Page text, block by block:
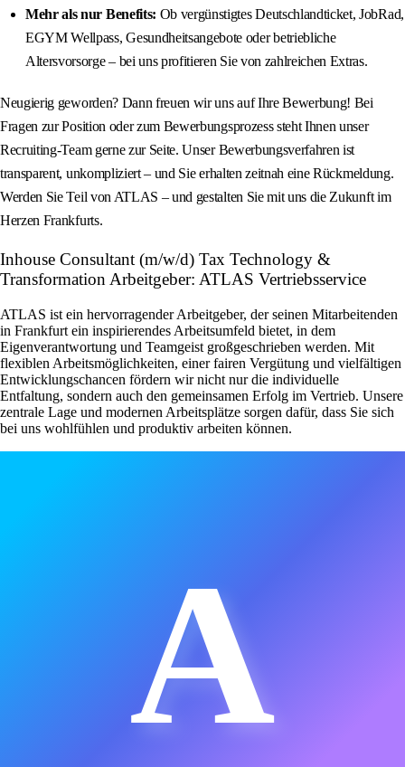
Mehr als nur Benefits: Ob vergünstigtes Deutschlandticket, JobRad,
EGYM Wellpass, Gesundheitsangebote oder betriebliche
Altersvorsorge – bei uns profitieren Sie von zahlreichen Extras.
Neugierig geworden? Dann freuen wir uns auf Ihre Bewerbung! Bei
Fragen zur Position oder zum Bewerbungsprozess steht Ihnen unser
Recruiting‑Team gerne zur Seite. Unser Bewerbungsverfahren ist
transparent, unkompliziert – und Sie erhalten zeitnah eine Rückmeldung.
Werden Sie Teil von ATLAS – und gestalten Sie mit uns die Zukunft im
Herzen Frankfurts.
Inhouse Consultant (m/w/d) Tax Technology &
Transformation Arbeitgeber: ATLAS Vertriebsservice
ATLAS ist ein hervorragender Arbeitgeber, der seinen Mitarbeitenden
in Frankfurt ein inspirierendes Arbeitsumfeld bietet, in dem
Eigenverantwortung und Teamgeist großgeschrieben werden. Mit
flexiblen Arbeitsmöglichkeiten, einer fairen Vergütung und vielfältigen
Entwicklungschancen fördern wir nicht nur die individuelle
Entfaltung, sondern auch den gemeinsamen Erfolg im Vertrieb. Unsere
zentrale Lage und modernen Arbeitsplätze sorgen dafür, dass Sie sich
bei uns wohlfühlen und produktiv arbeiten können.
A